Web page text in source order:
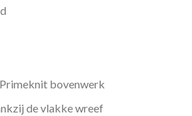
bovenwerk
de vlakke wreef